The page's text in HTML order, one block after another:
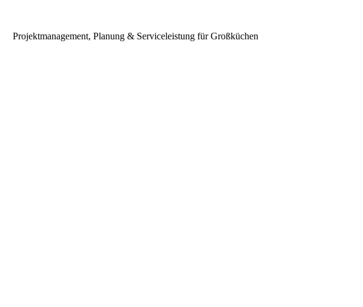
Projektmanagement, Planung & Serviceleistung für Großküchen